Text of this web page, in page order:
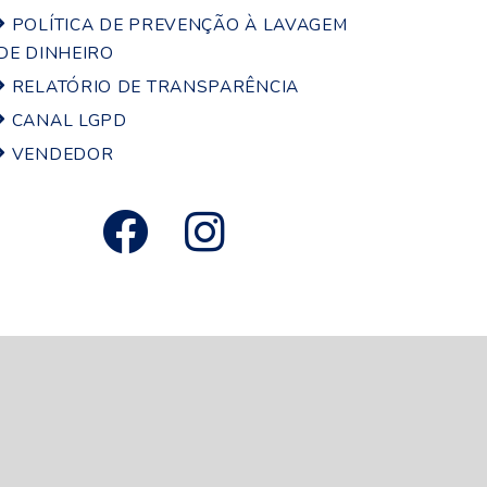
POLÍTICA DE PREVENÇÃO À LAVAGEM
DINHEIRO
RELATÓRIO DE TRANSPARÊNCIA
CANAL LGPD
VENDEDOR